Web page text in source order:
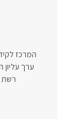
המרכז
ערך עליון
רשת